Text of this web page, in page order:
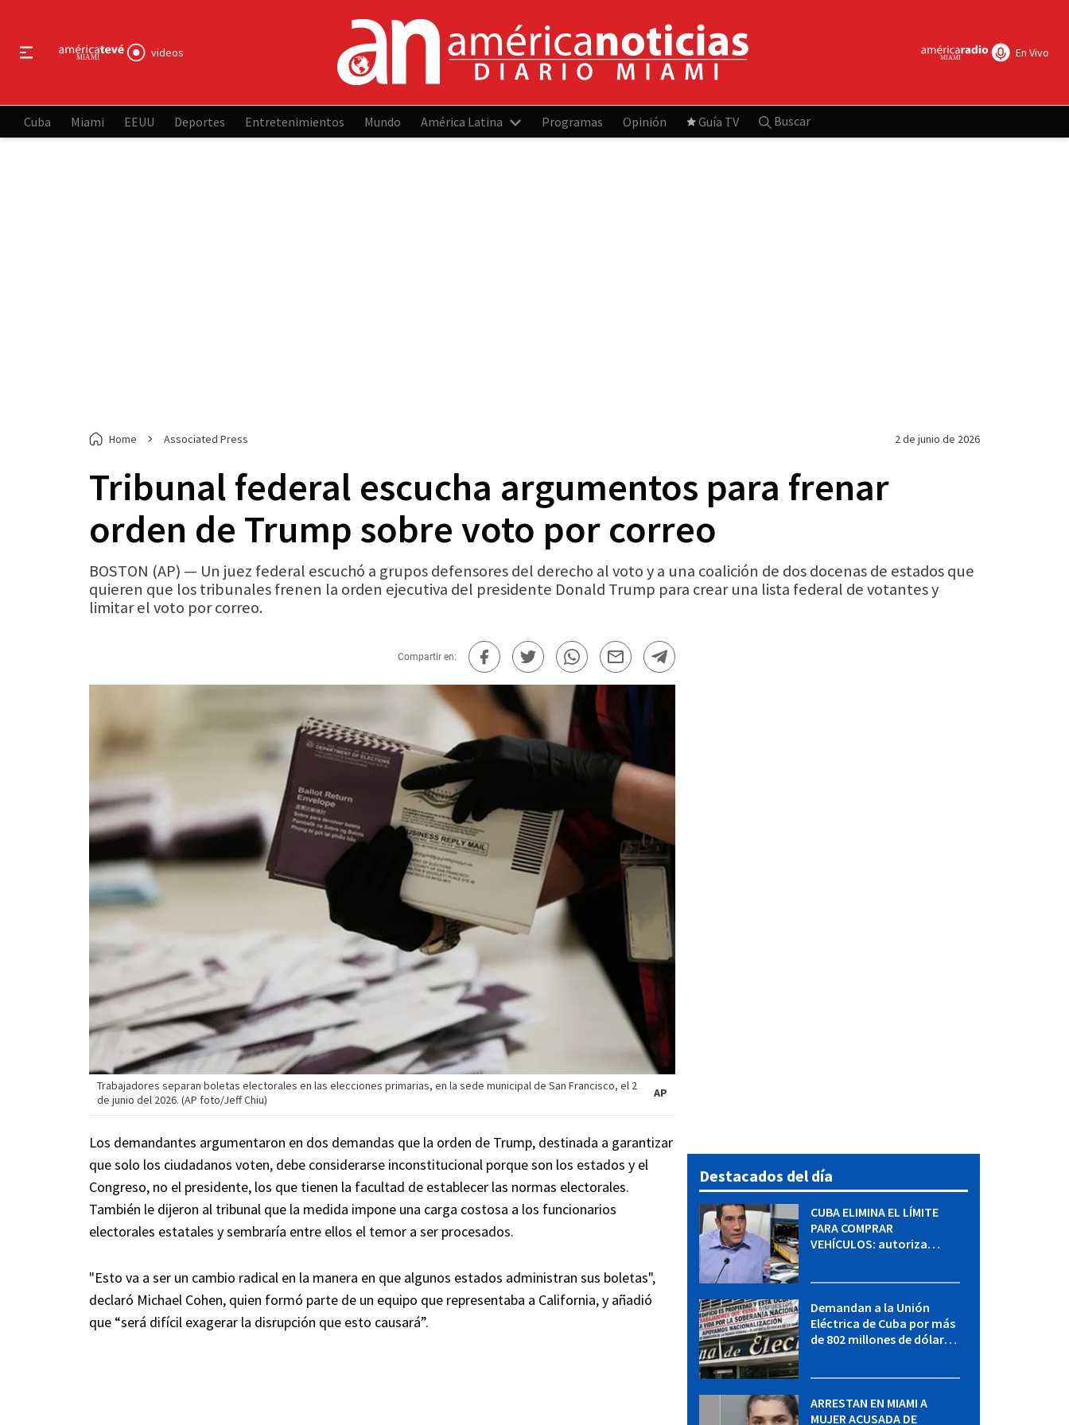
videos En Vivo
Cuba Miami EEUU Deportes Entretenimientos Mundo América Latina Programas Opinión Guía TV Buscar
Home Associated Press 2 de junio de 2026
Tribunal federal escucha argumentos para frenar
orden de Trump sobre voto por correo
BOSTON (AP) — Un juez federal escuchó a grupos defensores del derecho al voto y a una coalición de dos docenas de estados que
quieren que los tribunales frenen la orden ejecutiva del presidente Donald Trump para crear una lista federal de votantes y
limitar el voto por correo.
Compartir en:
Trabajadores separan boletas electorales en las elecciones primarias, en la sede municipal de San Francisco, el 2
de junio del 2026. (AP foto/Jeff Chiu)
AP
Los demandantes argumentaron en dos demandas que la orden de Trump, destinada a garantizar
que solo los ciudadanos voten, debe considerarse inconstitucional porque son los estados y el
Congreso, no el presidente, los que tienen la facultad de establecer las normas electorales.
También le dijeron al tribunal que la medida impone una carga costosa a los funcionarios
electorales estatales y sembraría entre ellos el temor a ser procesados.
"Esto va a ser un cambio radical en la manera en que algunos estados administran sus boletas",
declaró Michael Cohen, quien formó parte de un equipo que representaba a California, y añadió
que “será difícil exagerar la disrupción que esto causará”.
Destacados del día
CUBA ELIMINA EL LÍMITE
PARA COMPRAR
VEHÍCULOS: autoriza
Demandan a la Unión
Eléctrica de Cuba por más
de 802 millones de dólares
ARRESTAN EN MIAMI A
MUJER ACUSADA DE